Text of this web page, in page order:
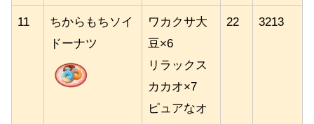
11
ちからもちソイ
ドーナツ
ワカクサ大
豆×6
リラックス
カカオ×7
ピュアなオ
22 3213